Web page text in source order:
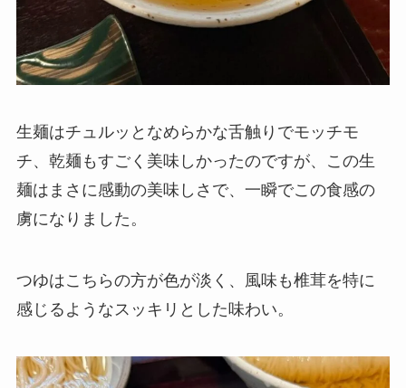
生麺はチュルッとなめらかな舌触りでモッチモ
チ、乾麺もすごく美味しかったのですが、この生
麺はまさに感動の美味しさで、一瞬でこの食感の
虜になりました。
つゆはこちらの方が色が淡く、風味も椎茸を特に
感じるようなスッキリとした味わい。